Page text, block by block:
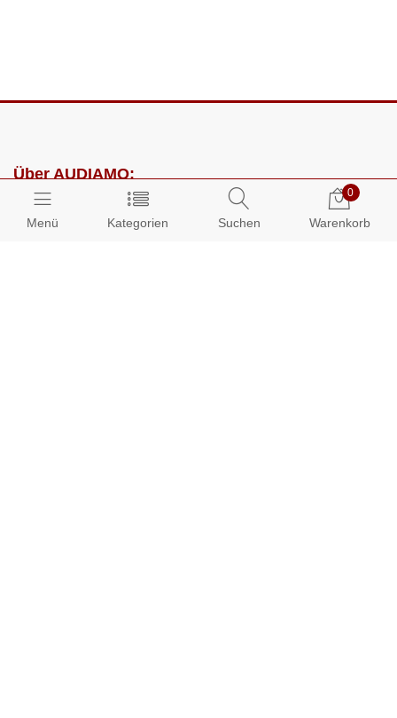
Menü Kategorien Suchen
0
Warenkorb
Über AUDIAMO:
Impressum